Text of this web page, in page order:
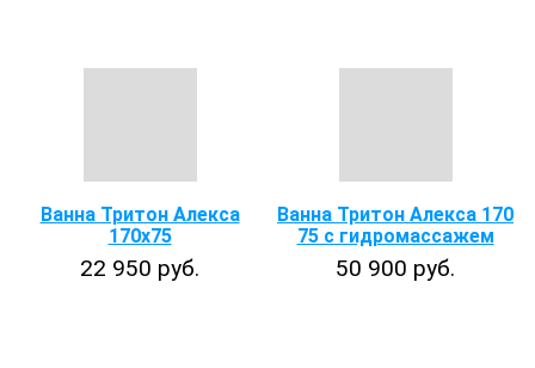
Ванна Тритон Алекса
170х75
22 950 руб.
Ванна Тритон Алекса 170
75 с гидромассажем
50 900 руб.